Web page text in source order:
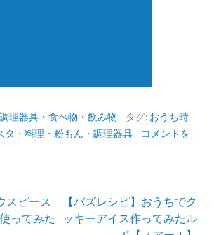
調理器具 ・ 食べ物・飲み物 タグ: おうち時
タ ・ 料理 ・ 粉もん ・ 調理器具
コメントを
スピース
ってみた
【バズレシピ】おうちでク
ッキーアイス作ってみたル